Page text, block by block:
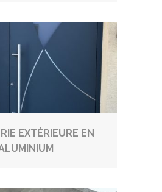
EXTÉRIEURE EN